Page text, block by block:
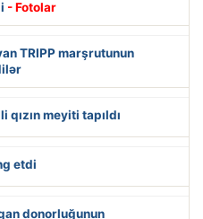
- Fotolar
TRIPP marşrutunun
meyiti tapıldı
etdi
donorluğunun